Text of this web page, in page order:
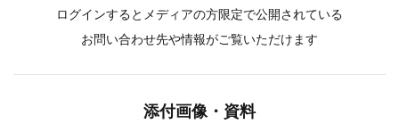
ログインするとメディアの方限定で公開されている
お問い合わせ先や情報がご覧いただけます
添付画像・資料